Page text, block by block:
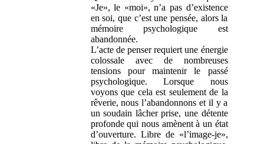
«Je», le «moi», n’a pas d’existence
en soi, que c’est une pensée, alors la
mémoire psychologique est
abandonnée.
L’acte de penser requiert une énergie
colossale avec de nombreuses
tensions pour maintenir le passé
psychologique. Lorsque nous
voyons que cela est seulement de la
rêverie, nous l’abandonnons et il y a
un soudain lâcher prise, une détente
profonde qui nous amènent à un état
d’ouverture. Libre de «l’image-je»,